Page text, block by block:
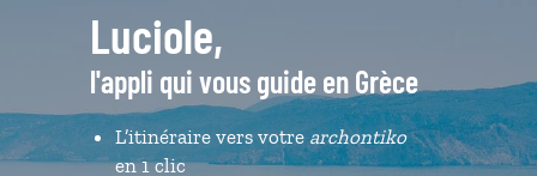
Luciole,
l'appli qui vous guide en Grèce
L’itinéraire vers votre archontiko
en 1 clic